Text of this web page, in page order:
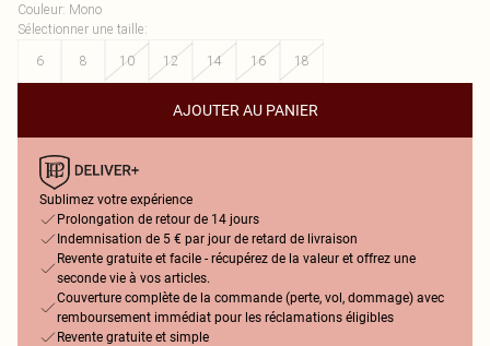
Couleur: Mono
Sélectionner une taille:
6
8 10 12 14 16 18
AJOUTER AU PANIER
Sublimez votre expérience
Prolongation de retour de 14 jours
Indemnisation de 5 € par jour de retard de livraison
Revente gratuite et facile - récupérez de la valeur et offrez une
seconde vie à vos articles.
Couverture complète de la commande (perte, vol, dommage) avec
remboursement immédiat pour les réclamations éligibles
Revente gratuite et simple